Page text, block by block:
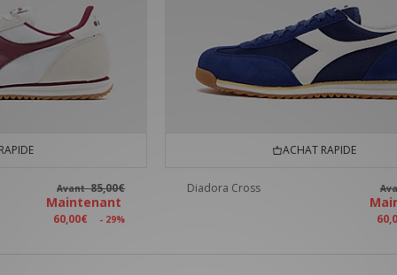
Avant85,00€
Maintenant
60,00€ - 29%
ACHAT RAPIDE
Diadora Cross